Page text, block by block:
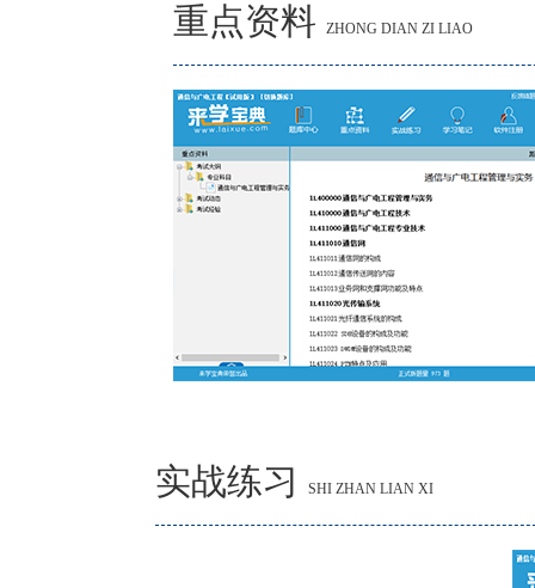
重点资料 ZHONG DIAN ZI LIAO
实战练习 SHI ZHAN LIAN XI